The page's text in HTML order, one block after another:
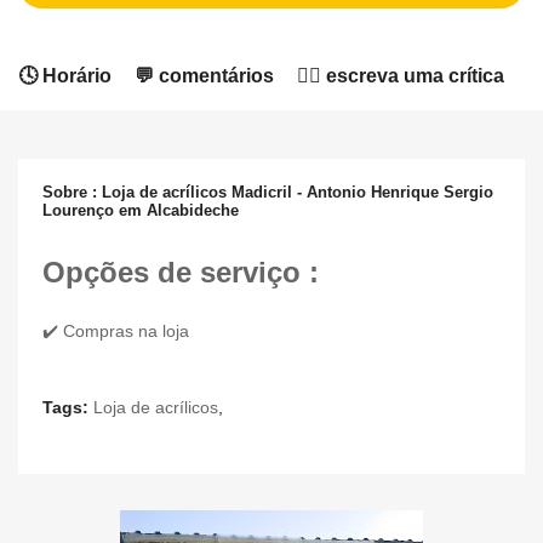
🕓 Horário 💬 comentários ✍🏻 escreva uma crítica
Sobre : Loja de acrílicos Madicril - Antonio Henrique Sergio
Lourenço em Alcabideche
Opções de serviço :
✔️ Compras na loja
Tags: Loja de acrílicos